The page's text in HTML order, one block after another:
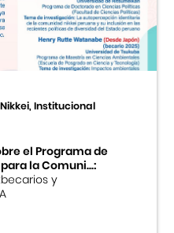
Institucional
el Programa de
la Comuni...:
y